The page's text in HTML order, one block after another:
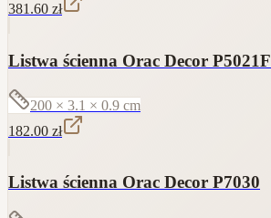
381.60 zł
Listwa ścienna Orac Decor P5021F
200 × 3.1 × 0.9 cm
182.00 zł
Listwa ścienna Orac Decor P7030